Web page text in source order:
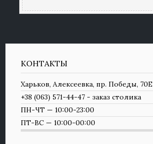
КОНТАКТЫ
Харьков, Алексеевка, пр. Победы, 70Е
+38 (063) 571-44-47 - заказ столика
ПН-ЧТ — 10:00-23:00
ПТ-ВС — 10:00-00:00